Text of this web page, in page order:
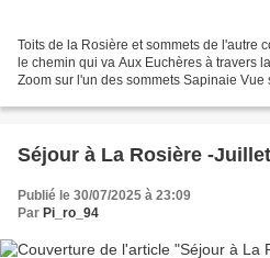
Toits de la Rosière et sommets de l'autre
le chemin qui va Aux Euchères à travers
Zoom sur l'un des sommets Sapinaie Vue
Séjour à La Rosière -
Publié le 30/07/2025 à 23:09
Par Pi_ro_94